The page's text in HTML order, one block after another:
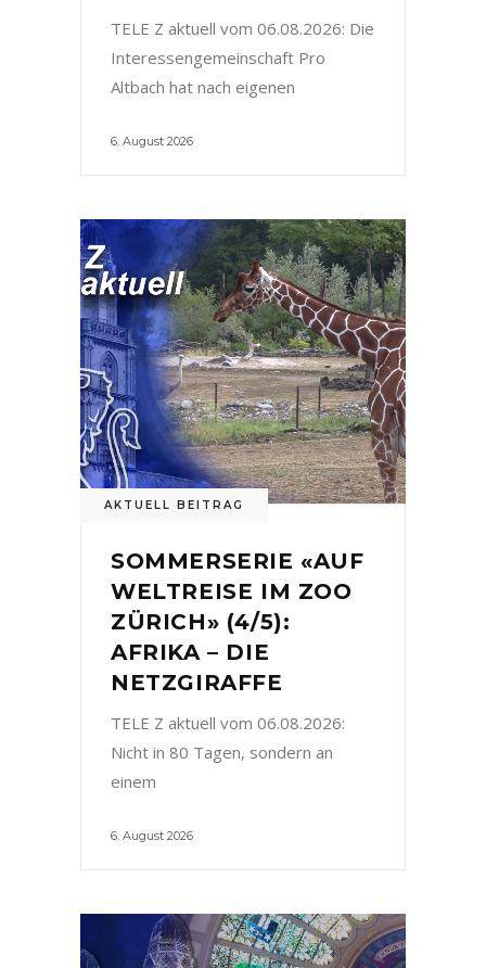
TELE Z aktuell vom 06.08.2026: Die
Interessengemeinschaft Pro
Altbach hat nach eigenen
6. August 2026
AKTUELL BEITRAG
SOMMERSERIE «AUF
WELTREISE IM ZOO
ZÜRICH» (4/5):
AFRIKA – DIE
NETZGIRAFFE
TELE Z aktuell vom 06.08.2026:
Nicht in 80 Tagen, sondern an
einem
6. August 2026